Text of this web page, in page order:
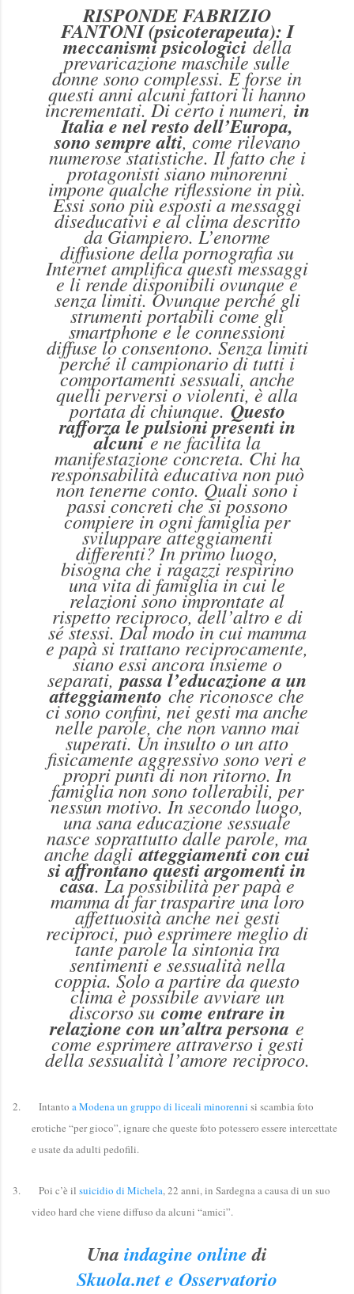
RISPONDE FABRIZIO
FANTONI (psicoterapeuta): I
meccanismi psicologici della
prevaricazione maschile sulle
donne sono complessi. E forse in
questi anni alcuni fattori li hanno
incrementati. Di certo i numeri,in
Italia e nel resto dell’Europa,
sono sempre alti, come rilevano
numerose statistiche. Il fatto che i
protagonisti siano minorenni
impone qualche riflessione in più.
Essi sono più esposti a messaggi
diseducativi e al clima descritto
da Giampiero. L’enorme
diffusione della pornografia su
Internet amplifica questi messaggi
e li rende disponibili ovunque e
senza limiti. Ovunque perché gli
strumenti portabili come gli
smartphone e le connessioni
diffuse lo consentono. Senza limiti
perché il campionario di tutti i
comportamenti sessuali, anche
quelli perversi o violenti, è alla
portata di chiunque.Questo
rafforza le pulsioni presenti in
alcunie ne facilita la
manifestazione concreta. Chi ha
responsabilità educativa non può
non tenerne conto. Quali sono i
passi concreti che si possono
compiere in ogni famiglia per
sviluppare atteggiamenti
differenti? In primo luogo,
bisogna che i ragazzi respirino
una vita di famiglia in cui le
relazioni sono improntate al
rispetto reciproco, dell’altro e di
sé stessi. Dal modo in cui mamma
e papà si trattano reciprocamente,
siano essi ancora insieme o
separati,passa l’educazione a un
atteggiamento che riconosce che
ci sono confini, nei gesti ma anche
nelle parole, che non vanno mai
superati. Un insulto o un atto
fisicamente aggressivo sono veri e
propri punti di non ritorno. In
famiglia non sono tollerabili, per
nessun motivo. In secondo luogo,
una sana educazione sessuale
nasce soprattutto dalle parole, ma
anche dagliatteggiamenti con cui
si affrontano questi argomenti in
casa. La possibilità per papà e
mamma di far trasparire una loro
affettuosità anche nei gesti
reciproci, può esprimere meglio di
tante parole la sintonia tra
sentimenti e sessualità nella
coppia. Solo a partire da questo
clima è possibile avviare un
discorso sucome entrare in
relazione con un’altra persona e
come esprimere attraverso i gesti
della sessualità l’amore reciproco.
2. Intanto a Modena un gruppo di liceali minorenni si scambia foto
erotiche “per gioco”, ignare che queste foto potessero essere intercettate
e usate da adulti pedofili.
3. Poi c’è il suicidio di Michela, 22 anni, in Sardegna a causa di un suo
video hard che viene diffuso da alcuni “amici”.
Una indagine onlinedi
Skuola.net e Osservatorio